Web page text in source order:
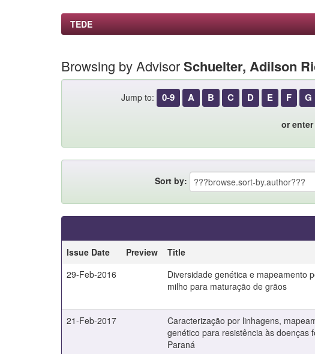
TEDE
Browsing by AdvisorSchuelter, Adilson
Jump to: 0-9 A B C D E F G
or
Sort by:
Issue Date
Preview Title
29-Feb-2016
Diversidade genética e mapeamento
milho para maturação de grãos
21-Feb-2017
Caracterização por linhagens,
genético para resistência às doenças
Paraná